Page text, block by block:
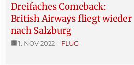
Dreifaches Comeback:
British Airways fliegt wieder
nach Salzburg
1. NOV 2022– FLUG